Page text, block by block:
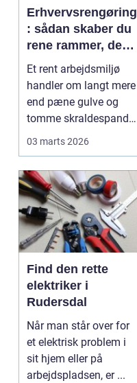
Erhvervsrengøring
: sådan skaber du
rene rammer, der
kan mærkes på
bundlinjen
Et rent arbejdsmiljø
handler om langt mere
end pæne gulve og
tomme skraldespande.
Reng&...
03 marts 2026
Find den rette
elektriker i
Rudersdal
Når man står over for
et elektrisk problem i
sit hjem eller på
arbejdspladsen, er ...